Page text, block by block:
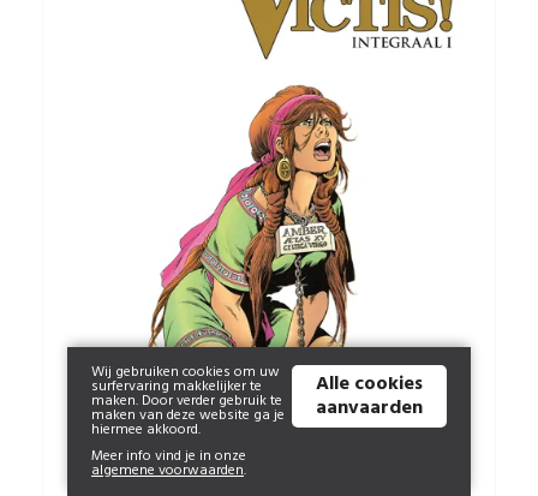
Wij gebruiken cookies om uw
surfervaring makkelijker te
maken. Door verder gebruik te
maken van deze website ga je
hiermee akkoord.
Meer info vind je in onze
algemene voorwaarden.
Alle cookies
aanvaarden